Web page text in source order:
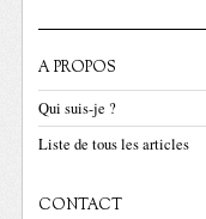
A PROPOS
Qui suis-je ?
Liste de tous les articles
CONTACT